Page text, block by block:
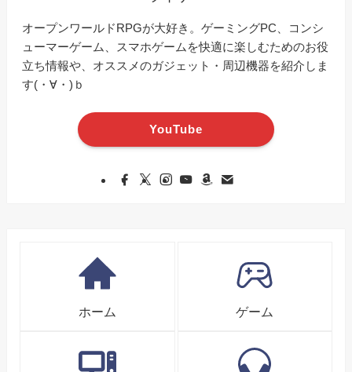
オープンワールドRPGが大好き。ゲーミングPC、コンシ
ューマーゲーム、スマホゲームを快適に楽しむためのお役
立ち情報や、オススメのガジェット・周辺機器を紹介しま
す(・∀・)ｂ
YouTube
ホーム ゲーム